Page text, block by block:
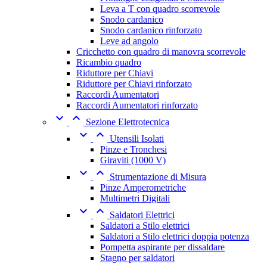
Leva a T con quadro scorrevole
Snodo cardanico
Snodo cardanico rinforzato
Leve ad angolo
Cricchetto con quadro di manovra scorrevole
Ricambio quadro
Riduttore per Chiavi
Riduttore per Chiavi rinforzato
Raccordi Aumentatori
Raccordi Aumentatori rinforzato
  Sezione Elettrotecnica
  Utensili Isolati
Pinze e Tronchesi
Giraviti (1000 V)
 
Strumentazione di Misura
Pinze Amperometriche
Multimetri Digitali
 
Saldatori Elettrici
Saldatori a Stilo elettrici
Saldatori a Stilo elettrici doppia potenza
Pompetta aspirante per dissaldare
Stagno per saldatori